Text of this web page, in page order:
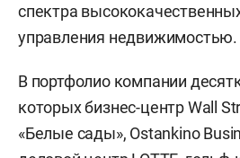
спектра
управления недвижимостью.
В портфолио компании
которых бизнес-центр Wall
«Белые сады», Ostankino